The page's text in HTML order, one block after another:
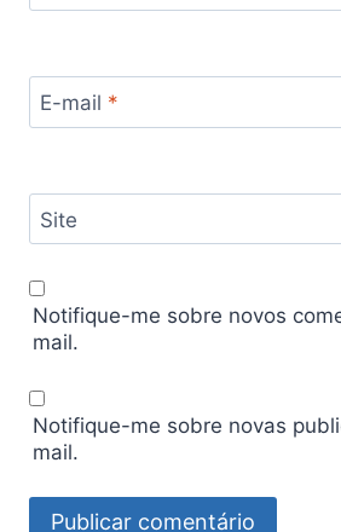
E-mail *
Site
Notifique-me sobre novos
mail.
Notifique-me sobre novas
mail.